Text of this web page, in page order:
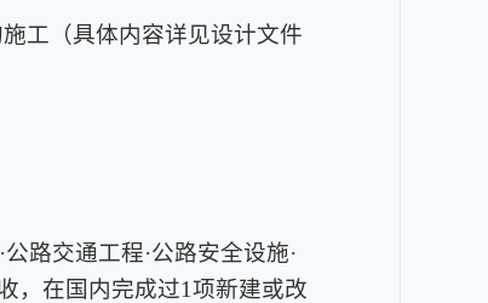
工（具体内容详见设计文件
路交通工程·公路安全设施·
，在国内完成过1项新建或改